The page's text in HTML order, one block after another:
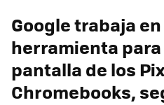
Google trabaja
herramienta
pantalla de los
Chromebooks,